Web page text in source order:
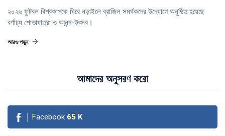
২০২৬ ফুটবল বিশ্বকাপকে ঘিরে নড়াইলে ব্রাজিল সমর্থকদের উদ্যোগে অনুষ্ঠিত হয়েছে
বর্ণাঢ্য শোভাযাত্রা ও আনন্দ-উৎসব।
আরও পড়ুন
আমাদের অনুসরণ করো
Facebook 65 K